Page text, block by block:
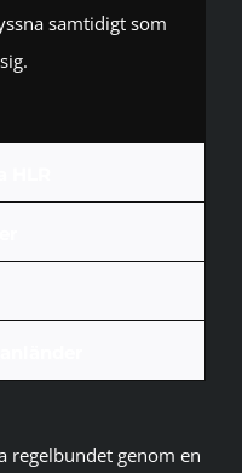
samtidigt som
regelbundet genom en